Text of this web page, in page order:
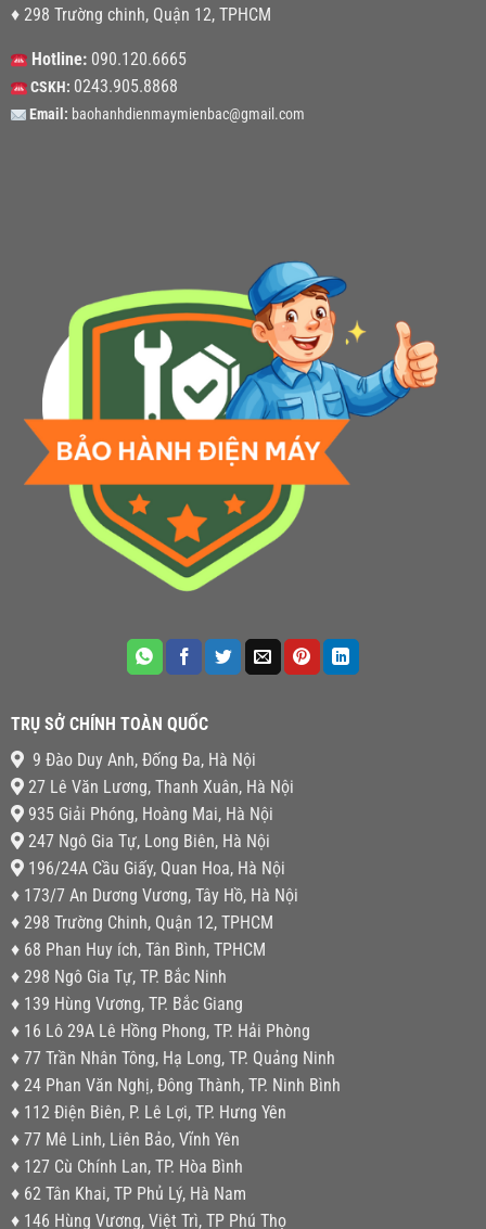
♦ 298 Trường chinh, Quận 12, TPHCM
Hotline:090.120.6665
CSKH: 0243.905.8868
Email: baohanhdienmaymienbac@gmail.com
TRỤ SỞ CHÍNH TOÀN QUỐC
9 Đào Duy Anh, Đống Đa, Hà Nội
27 Lê Văn Lương, Thanh Xuân, Hà Nội
935 Giải Phóng, Hoàng Mai, Hà Nội
247 Ngô Gia Tự, Long Biên, Hà Nội
196/24A Cầu Giấy, Quan Hoa, Hà Nội
♦ 173/7 An Dương Vương, Tây Hồ, Hà Nội
♦ 298 Trường Chinh, Quận 12, TPHCM
♦ 68 Phan Huy ích, Tân Bình, TPHCM
♦ 298 Ngô Gia Tự, TP. Bắc Ninh
♦ 139 Hùng Vương, TP. Bắc Giang
♦ 16 Lô 29A Lê Hồng Phong, TP. Hải Phòng
♦ 77 Trần Nhân Tông, Hạ Long, TP. Quảng Ninh
♦ 24 Phan Văn Nghị, Đông Thành, TP. Ninh Bình
♦ 112 Điện Biên, P. Lê Lợi, TP. Hưng Yên
♦ 77 Mê Linh, Liên Bảo, Vĩnh Yên
♦ 127 Cù Chính Lan, TP. Hòa Bình
♦ 62 Tân Khai, TP Phủ Lý, Hà Nam
♦ 146 Hùng Vương, Việt Trì, TP Phú Thọ